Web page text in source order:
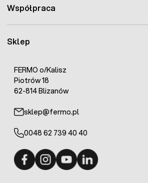
Sklep
FERMO o/Kalisz
Piotrów 18
62-814 Blizanów
sklep@fermo.pl
0048 62 739 40 40
Fermo - facebook
Fermo - Instagram
Fermo - YouTube
Fermo - Linkedin
Współpraca